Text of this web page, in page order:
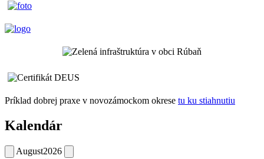
Príklad dobrej praxe v novozámockom okrese tu ku stiahnutiu
Kalendár
August2026